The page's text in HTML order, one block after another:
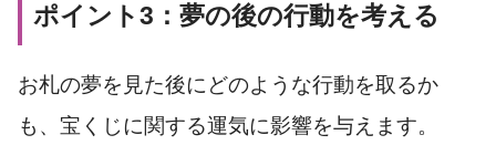
ポイント3：夢の後の行動を考える
お札の夢を見た後にどのような行動を取るか
も、宝くじに関する運気に影響を与えます。